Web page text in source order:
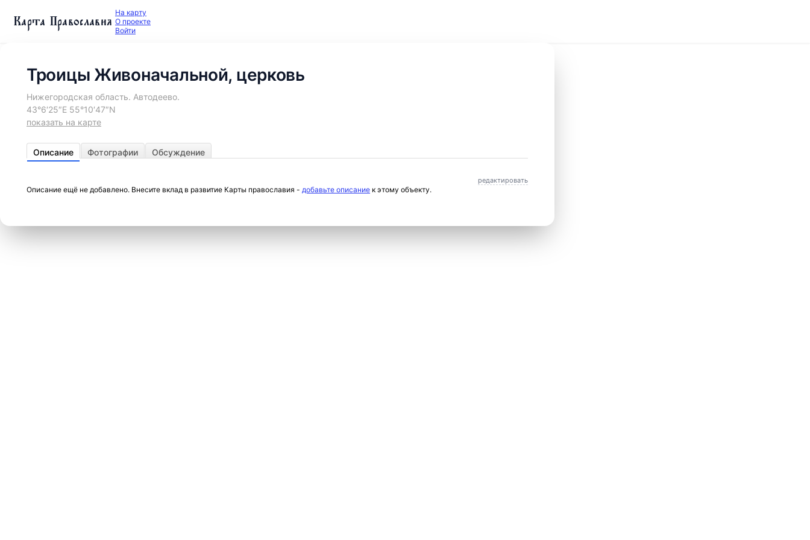
Карта Православия На карту
О проекте
Войти
Троицы Живоначальной, церковь
Нижегородская область. Автодеево.
43°6′25″E 55°10′47″N
показать на карте
Описание Фотографии Обсуждение
редактировать
Описание ещё не добавлено. Внесите вклад в развитие Карты православия - добавьте описание к этому объекту.